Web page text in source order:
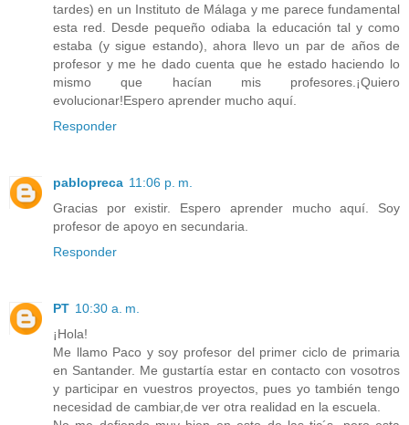
tardes) en un Instituto de Málaga y me parece fundamental
esta red. Desde pequeño odiaba la educación tal y como
estaba (y sigue estando), ahora llevo un par de años de
profesor y me he dado cuenta que he estado haciendo lo
mismo que hacían mis profesores.¡Quiero
evolucionar!Espero aprender mucho aquí.
Responder
pablopreca 11:06 p. m.
Gracias por existir. Espero aprender mucho aquí. Soy
profesor de apoyo en secundaria.
Responder
PT 10:30 a. m.
¡Hola!
Me llamo Paco y soy profesor del primer ciclo de primaria
en Santander. Me gustartía estar en contacto con vosotros
y participar en vuestros proyectos, pues yo también tengo
necesidad de cambiar,de ver otra realidad en la escuela.